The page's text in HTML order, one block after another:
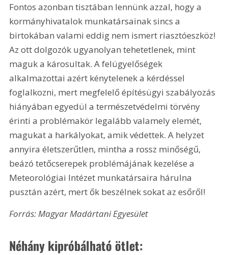
Fontos azonban tisztában lennünk azzal, hogy a
kormányhivatalok munkatársainak sincs a
birtokában valami eddig nem ismert riasztóeszköz!
Az ott dolgozók ugyanolyan tehetetlenek, mint
maguk a károsultak. A felügyelőségek
alkalmazottai azért kénytelenek a kérdéssel
foglalkozni, mert megfelelő építésügyi szabályozás
hiányában egyedül a természetvédelmi törvény
érinti a problémakör legalább valamely elemét,
magukat a harkályokat, amik védettek. A helyzet
annyira életszerűtlen, mintha a rossz minőségű,
beázó tetőcserepek problémájának kezelése a
Meteorológiai Intézet munkatársaira hárulna
pusztán azért, mert ők beszélnek sokat az esőről!
Forrás: Magyar Madártani Egyesület
Néhány kipróbálható ötlet: